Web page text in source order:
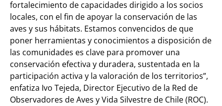
fortalecimiento de capacidades dirigido a los socios
locales, con el fin de apoyar la conservación de las
aves y sus hábitats. Estamos convencidos de que
poner herramientas y conocimientos a disposición de
las comunidades es clave para promover una
conservación efectiva y duradera, sustentada en la
participación activa y la valoración de los territorios”,
enfatiza Ivo Tejeda, Director Ejecutivo de la Red de
Observadores de Aves y Vida Silvestre de Chile (ROC).